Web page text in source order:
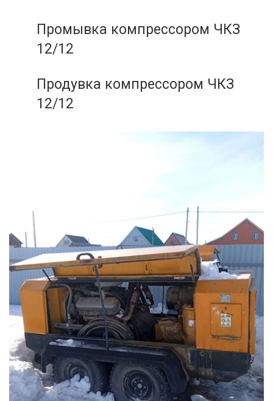
Промывка компрессором ЧКЗ
12/12
Продувка компрессором ЧКЗ
12/12